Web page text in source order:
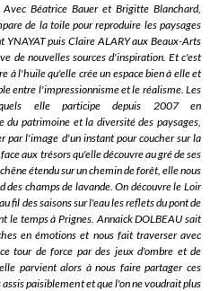
Béatrice Bauer et Brigitte Blanchard,
de la toile pour reproduire les paysages
puis Claire ALARY aux Beaux-Arts
de nouvelles sources d'inspiration. Et c'est
à l'huile qu'elle crée un espace bien à elle et
entre l'impressionnisme et le réalisme. Les
elle participe depuis 2007 en
du patrimoine et la diversité des paysages,
par l'image d'un instant pour coucher sur la
aux trésors qu'elle découvre au gré de ses
étendu sur un chemin de forêt, elle nous
champs de lavande. On découvre le Loir
fil des saisons sur l'eau les reflets du pont de
le temps à Prignes. Annaick DOLBEAU sait
en émotions et nous fait traverser avec
tour de force par des jeux d'ombre et de
parvient alors à nous faire partager ces
paisiblement et que l'on ne voudrait plus